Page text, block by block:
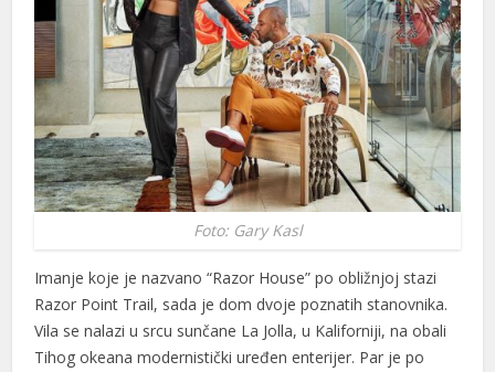
Foto: Gary Kasl
Imanje koje je nazvano “Razor House” po obližnjoj stazi
Razor Point Trail, sada je dom dvoje poznatih stanovnika.
Vila se nalazi u srcu sunčane La Jolla, u Kaliforniji, na obali
Tihog okeana modernistički uređen enterijer. Par je po